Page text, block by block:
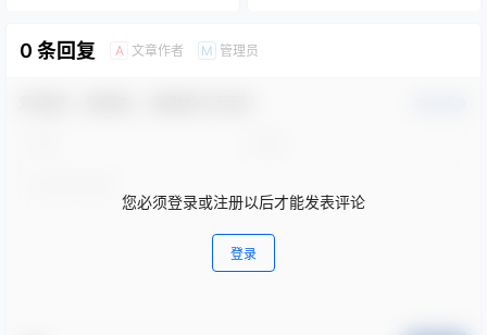
0 条回复 A 文章作者 M 管理员
您必须登录或注册以后才能发表评论
登录